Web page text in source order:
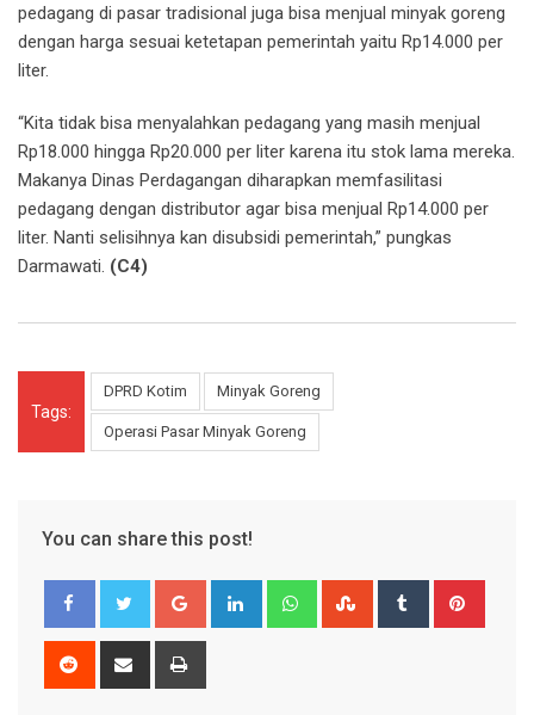
pedagang di pasar tradisional juga bisa menjual minyak goreng
dengan harga sesuai ketetapan pemerintah yaitu Rp14.000 per
liter.
“Kita tidak bisa menyalahkan pedagang yang masih menjual
Rp18.000 hingga Rp20.000 per liter karena itu stok lama mereka.
Makanya Dinas Perdagangan diharapkan memfasilitasi
pedagang dengan distributor agar bisa menjual Rp14.000 per
liter. Nanti selisihnya kan disubsidi pemerintah,” pungkas
Darmawati. (C4)
Tags:
DPRD Kotim Minyak Goreng
Operasi Pasar Minyak Goreng
You can share this post!
Google+ LinkedIn WhatsappStumbleUpon
Tumblr
Reddit
Share